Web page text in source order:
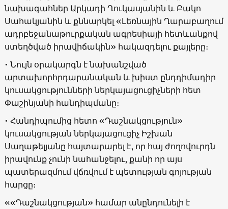
նախագահներ Արկադի Ղուկասյանին և Բակո
Սահակյանին և քննարկել «Լեռնային Ղարաբաղում
ադրբեջանաթուրքական ագրեսիայի հետևանքով
ստեղծված իրավիճակին» հակազդելու քայլերը։
• Նույն օրակարգն է նախանշված
արտախորհրդարանական և խիստ ընդդիմադիր
կուսակցությունների ներկայացուցիչների հետ
Փաշինյանի հանդիպմանը։
• Հանդիպումից հետո «Դաշնակցություն»
կուսակցության ներկայացուցիչ Իշխան
Սաղաթելյանը հայտարարել է, որ հայ ժողովուրդն
իրավունք չունի նահանջելու, քանի որ այս
պատերազմում վճռվում է պետության գոյության
հարցը։
««Դաշնակցության» համար անընդունելի է